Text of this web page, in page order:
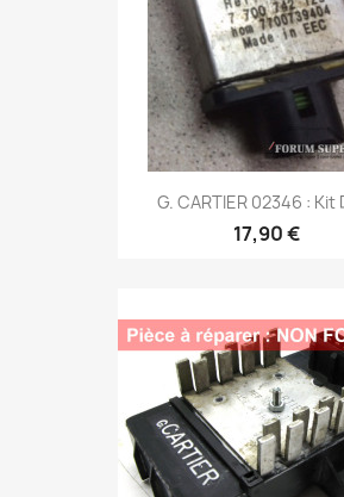
G. CARTIER 02346 : Kit
17,90 €